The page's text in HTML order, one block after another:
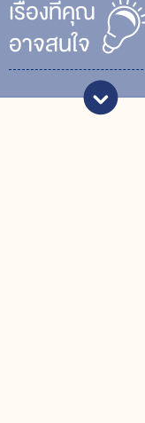
เรื่ิองที่คุณ
อาจสนใจ